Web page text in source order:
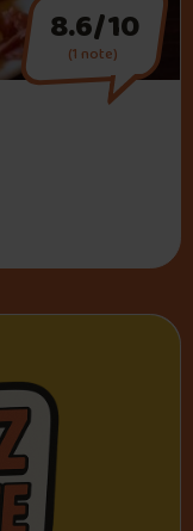
8.6/10
(1 note)